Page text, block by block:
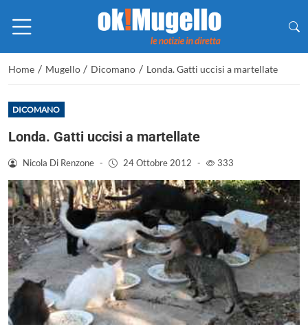
Home / Mugello / Dicomano / Londa. Gatti uccisi a martellate
DICOMANO
Londa. Gatti uccisi a martellate
Nicola Di Renzone - 24 Ottobre 2012 - 333